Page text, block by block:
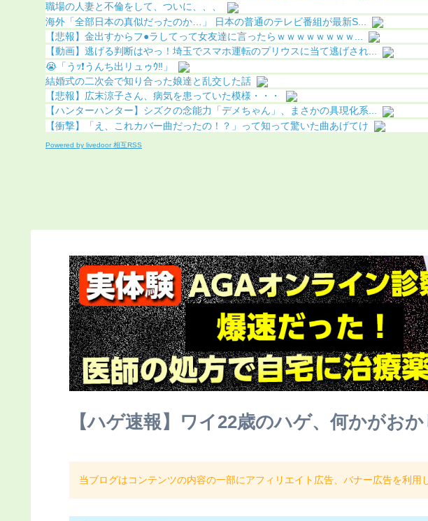
職場の人妻と不倫をして、ついに、、、
海外「全部日本の真似だったのか…」 日本の普通のテレビ番組が最新S...
【悲報】金出すからフ●ラしてって女友達に言ったらｗｗｗｗｗｗｗｗ...
【動画】逃げる判断はやっ！埼玉でスマホ運転のプリウスに当て逃げされ...
😭「うｯ❗️うんち出リュゥｳ‼️」
結婚式の二次会で知り合った娘達と乱交した話
【悲報】広末涼子さん、病気を患っていた模様・・・
【ハンターハンター】シズクの念能力「デメちゃん」、まさかの具現化系...
【衝撃】「え、これカバー曲だったの！？」って知って驚いた曲あげてけ
Powered by livedoor 相互RSS
【ハゲ速報】ワイ22歳のハゲ、何かがおか
当ブログはコンテンツの内容の一部にアフィリエイト広告、バナー広告を利用